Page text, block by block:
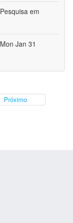
em
Jan 31
Próximo